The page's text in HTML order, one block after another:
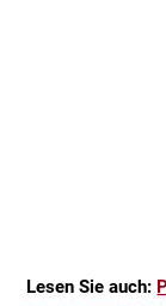
Lesen Sie auch: